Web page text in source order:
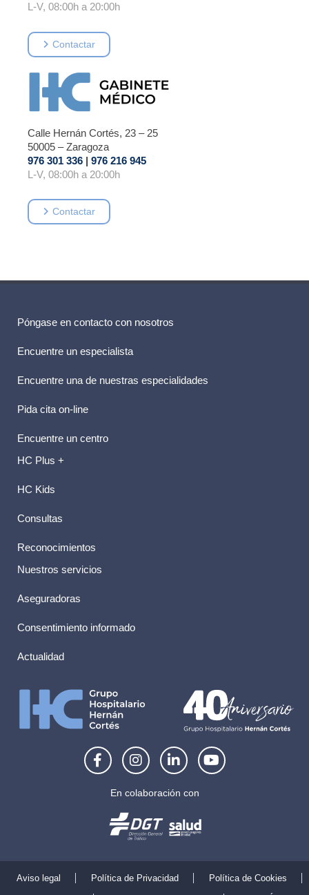
L-V, 08:00h a 20:00h
Contactar
Calle Hernán Cortés, 23 – 25
50005 – Zaragoza
976 301 336
976 216 945
L-V, 08:00h a 20:00h
Contactar
Póngase en contacto con nosotros
Encuentre un especialista
Encuentre una de nuestras especialidades
Pida cita on-line
Encuentre un centro
HC Plus +
HC Kids
Consultas
Reconocimientos
Nuestros servicios
Aseguradoras
Consentimiento informado
Actualidad
F
a
-
f
I
n
t
g
r
m
L
i
k
d
i
-
i
Y
o
En colaboración con
Aviso legal Política de Privacidad
Política de Cookies